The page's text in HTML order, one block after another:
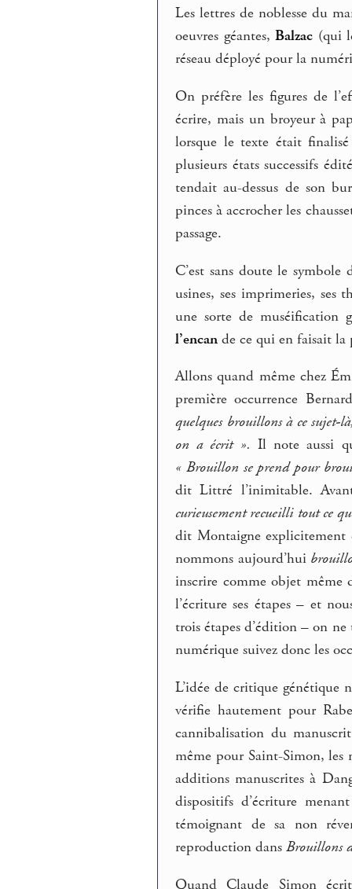
Les lettres de noblesse du
oeuvres géantes,Balzac (qui
réseau déployé pour la
On préfère les figures de
écrire, mais un broyeur à
lorsque le texte était
plusieurs états successifs
tendait au-dessus de son
pinces à accrocher les
passage.
C’est sans doute le symbole
usines, ses imprimeries,
une sorte de muséification
l’encan de ce qui en faisait
Allons quand même chez
première occurrence
quelques brouillons à ce sujet-
on a écrit ». Il note aussi
« Brouillon se prend pour
dit Littré l’inimitable.
curieusement recueilli tout ce
dit Montaigne explicitement
nommons aujourd’hui
inscrire comme objet même
l’écriture ses étapes – et
trois étapes d’édition – on
numérique suivez donc les
L’idée de critique génétique
vérifie hautement pour
cannibalisation du
même pour Saint-Simon, les
additions manuscrites à
dispositifs d’écriture
témoignant de sa non
reproduction dansBrouillons
Quand Claude Simon